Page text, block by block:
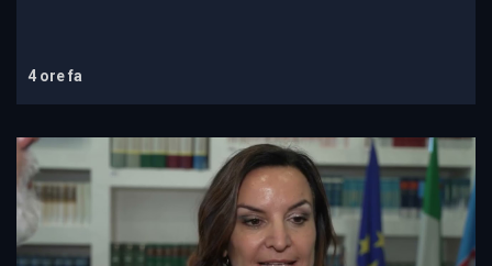
4 ore fa